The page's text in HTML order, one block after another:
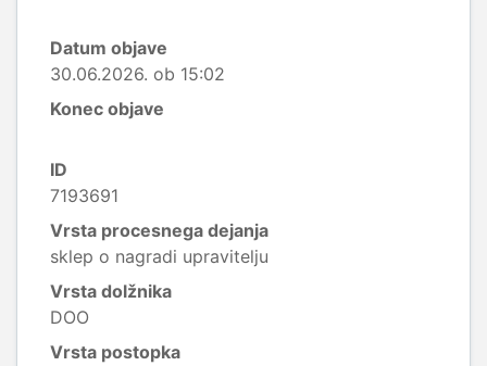
Datum objave
30.06.2026. ob 15:02
Konec objave
ID
7193691
Vrsta procesnega dejanja
sklep o nagradi upravitelju
Vrsta dolžnika
DOO
Vrsta postopka